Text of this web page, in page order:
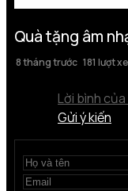
Quà tặng âm
8 tháng trước 181 lượt
Lời bình
Gửi ý kiến